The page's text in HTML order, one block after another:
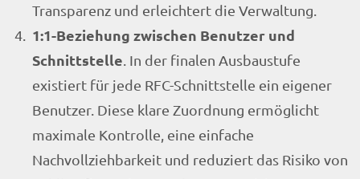
Transparenz und erleichtert die Verwaltung.
1:1-Beziehung zwischen Benutzer und
Schnittstelle . In der finalen Ausbaustufe
existiert für jede RFC-Schnittstelle ein eigener
Benutzer. Diese klare Zuordnung ermöglicht
maximale Kontrolle, eine einfache
Nachvollziehbarkeit und reduziert das Risiko von